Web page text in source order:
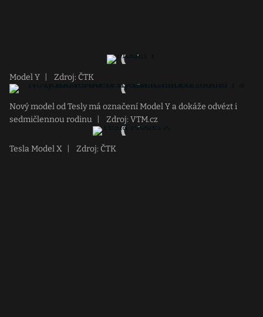
Model Y Zdroj: ČTK
Nový model od Tesly má označení Model Y a dokáže odvézt i
sedmičlennou rodinu
Zdroj: VTM.cz
Tesla Model X Zdroj: ČTK